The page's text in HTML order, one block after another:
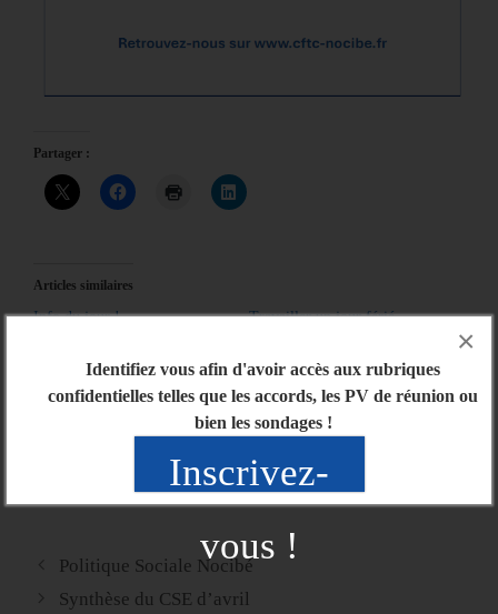
Identifiez vous afin d'avoir accès aux rubriques
confidentielles telles que les accords, les PV de réunion ou
bien les sondages !
Inscrivez-
vous !
×
Partager :
Articles similaires
Info du jour !
Dans "Actu générale"
Travailler un jour férié…
Dans "Actu générale"
Merci ! La mobilisation
Politique Sociale Nocibé
Synthèse du CSE d’avril